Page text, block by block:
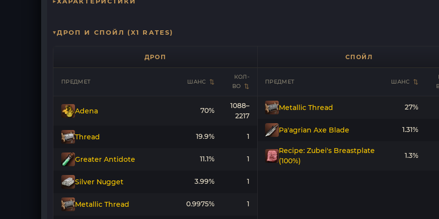
ДРОП И СПОЙЛ (X1 RATES)
ДРОП
ПРЕДМЕТ ШАНС
КОЛ-
ВО
Adena 70%
1088–
2217
Thread 19.9% 1
Greater Antidote 11.1% 1
Silver Nugget 3.99% 1
Metallic Thread 0.9975% 1
СПОЙЛ
ПРЕДМЕТ ШАНС
Metallic Thread 27%
Pa'agrian Axe Blade 1.31%
Recipe: Zubei's Breastplate
(100%)
1.3%